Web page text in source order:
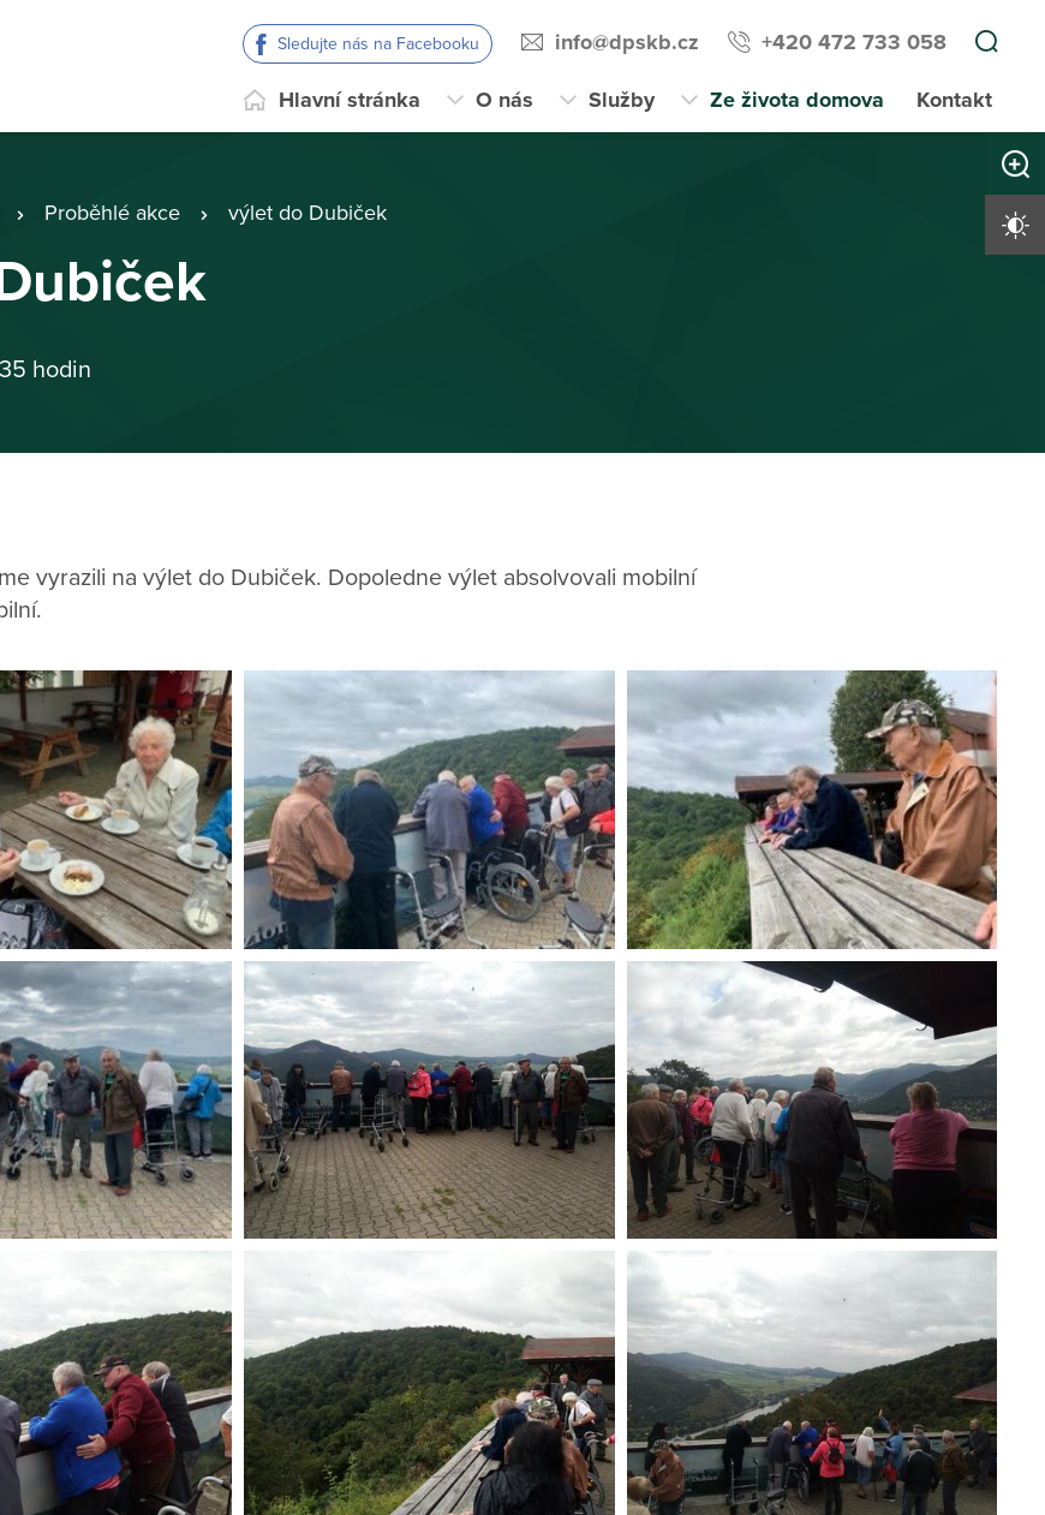
Sledujte nás na Facebooku info@dpskb.cz +420 472 733 058
Hlavní stránka O nás Služby Ze života domova Kontakt
Proběhlé akce výlet do Dubiček
hodin
vyrazili na výlet do Dubiček. Dopoledne výlet absolvovali mobilní